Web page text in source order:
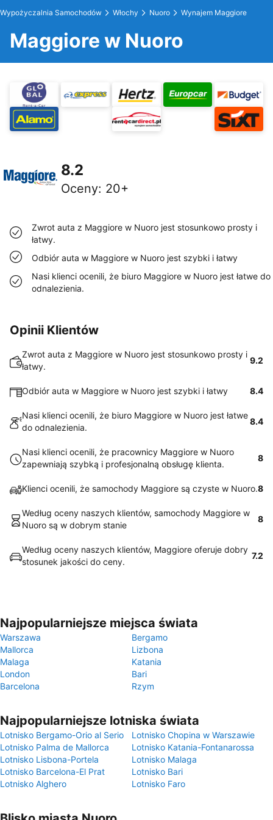
Wypożyczalnia Samochodów Włochy Nuoro Wynajem Maggiore
Maggiore w Nuoro
8.2
Oceny: 20+
Zwrot auta z Maggiore w Nuoro jest stosunkowo prosty i
łatwy.
Odbiór auta w Maggiore w Nuoro jest szybki i łatwy
Nasi klienci ocenili, że biuro Maggiore w Nuoro jest łatwe do
odnalezienia.
Opinii Klientów
Zwrot auta z Maggiore w Nuoro jest stosunkowo prosty i
łatwy.
9.2
Odbiór auta w Maggiore w Nuoro jest szybki i łatwy 8.4
Nasi klienci ocenili, że biuro Maggiore w Nuoro jest łatwe
do odnalezienia.
8.4
Nasi klienci ocenili, że pracownicy Maggiore w Nuoro
zapewniają szybką i profesjonalną obsługę klienta.
8
Klienci ocenili, że samochody Maggiore są czyste w Nuoro.8
Według oceny naszych klientów, samochody Maggiore w
Nuoro są w dobrym stanie
8
Według oceny naszych klientów, Maggiore oferuje dobry
stosunek jakości do ceny.
7.2
Najpopularniejsze miejsca świata
Warszawa
Bergamo
Mallorca
Lizbona
Malaga
Katania
London
Bari
Barcelona
Rzym
Najpopularniejsze lotniska świata
Lotnisko Bergamo-Orio al Serio
Lotnisko Chopina w Warszawie
Lotnisko Palma de Mallorca
Lotnisko Katania-Fontanarossa
Lotnisko Lisbona-Portela
Lotnisko Malaga
Lotnisko Barcelona-El Prat
Lotnisko Bari
Lotnisko Alghero
Lotnisko Faro